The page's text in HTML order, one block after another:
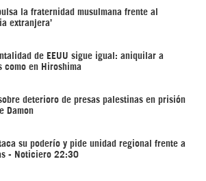
la fraternidad musulmana frente al
extranjera’
de EEUU sigue igual: aniquilar a
como en Hiroshima
deterioro de presas palestinas en prisión
Damon
su poderío y pide unidad regional frente a
- Noticiero 22:30